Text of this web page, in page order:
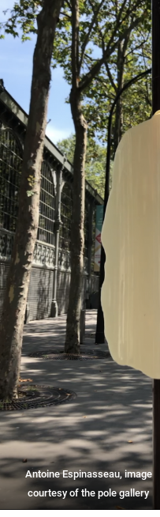
Antoine Espinasseau, image
courtesy of the pole gallery